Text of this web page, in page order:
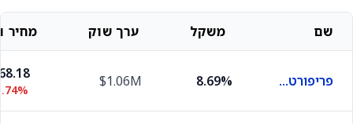
שם משקל ערך שוק מחיר
פריפורט-מקמורן 8.69%
$1.06M